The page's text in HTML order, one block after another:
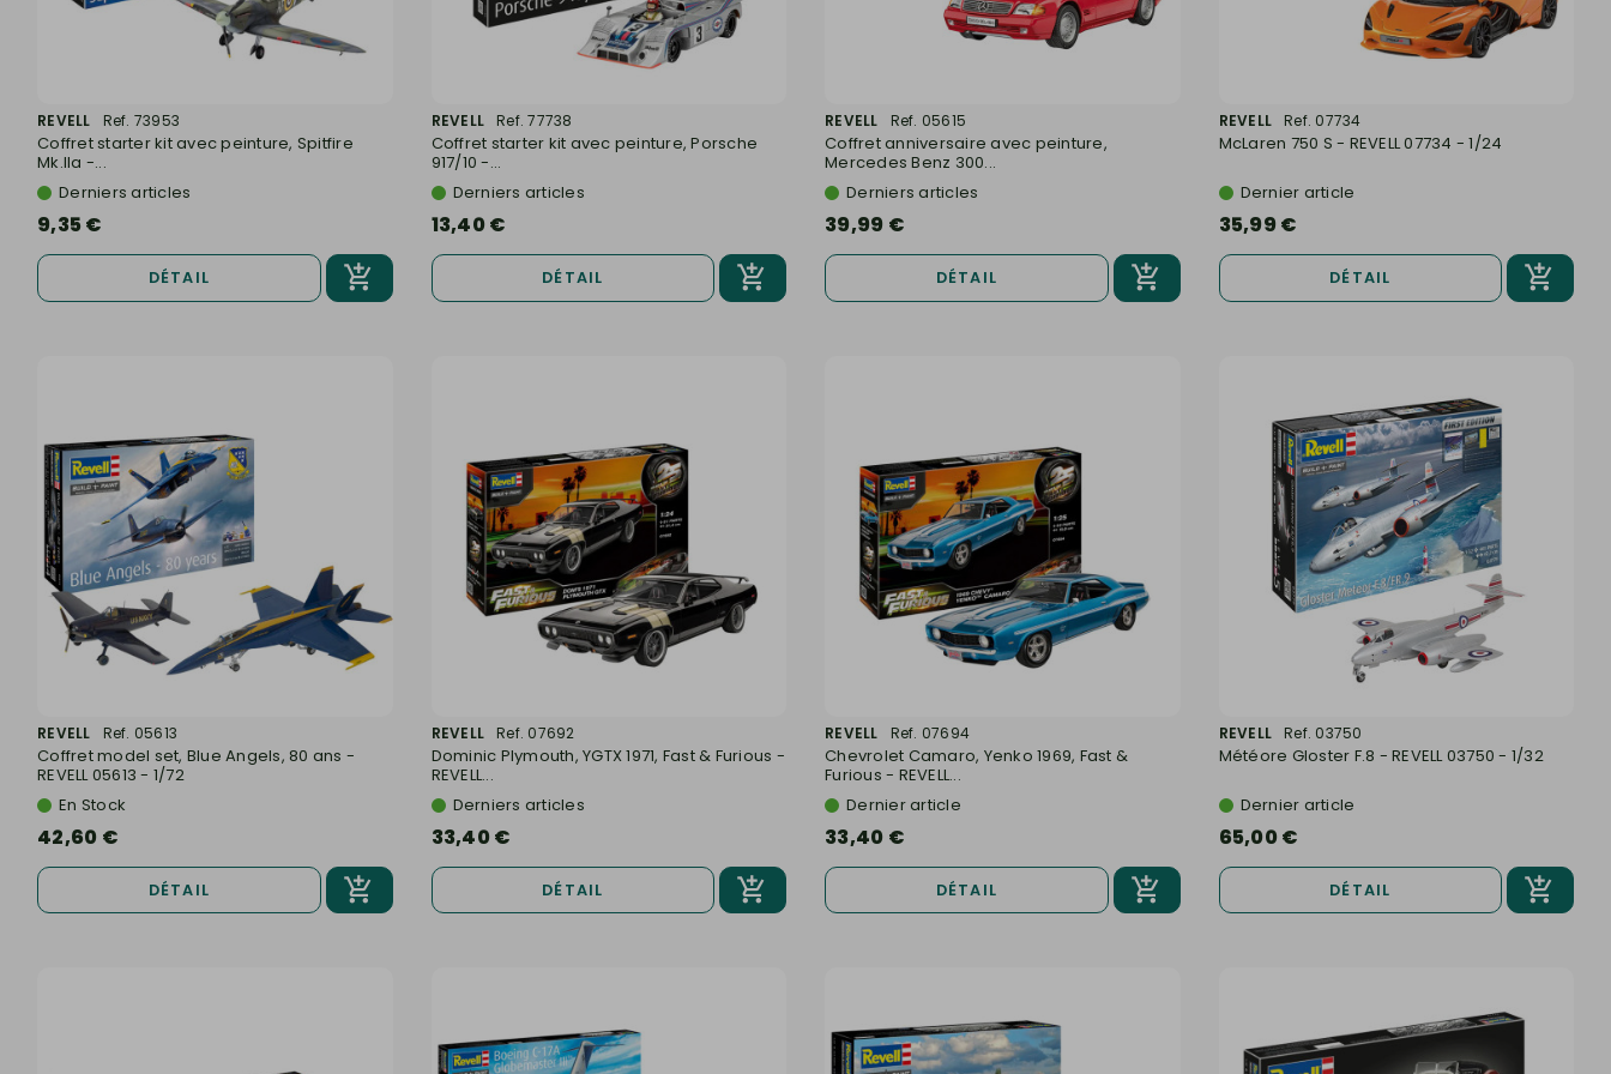
REVELL Ref. 73953
Coffret starter kit avec peinture, Spitfire
Mk.IIa -...
Derniers articles
9,35 €
DÉTAIL
REVELL Ref. 77738
Coffret starter kit avec peinture, Porsche
917/10 -...
Derniers articles
13,40 €
DÉTAIL
REVELL Ref. 05615
Coffret anniversaire avec peinture,
Mercedes Benz 300...
Derniers articles
39,99 €
DÉTAIL
REVELL Ref. 07734
McLaren 750 S - REVELL 07734 - 1/24
Dernier article
35,99 €
DÉTAIL
REVELL Ref. 05613
Coffret model set, Blue Angels, 80 ans -
REVELL 05613 - 1/72
En Stock
42,60 €
DÉTAIL
REVELL Ref. 07692
Dominic Plymouth, YGTX 1971, Fast & Furious -
REVELL...
Derniers articles
33,40 €
DÉTAIL
REVELL Ref. 07694
Chevrolet Camaro, Yenko 1969, Fast &
Furious - REVELL...
Dernier article
33,40 €
DÉTAIL
REVELL Ref. 03750
Météore Gloster F.8 - REVELL 03750 - 1/32
Dernier article
65,00 €
DÉTAIL